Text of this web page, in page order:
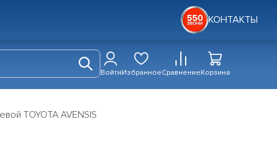
КОНТАКТЫ
ВойтиИзбранноеСравнениеКорзина
TOYOTA AVENSIS